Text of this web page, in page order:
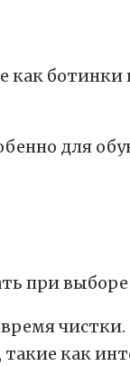
ботинки
для
при
чистки.
как